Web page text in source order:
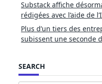
Substack affiche
rédigées avec l’aide de
Plus d’un tiers des
subissent une seconde
SEARCH